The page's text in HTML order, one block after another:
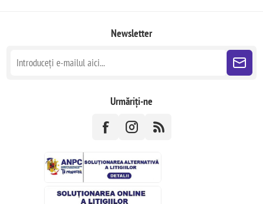
Newsletter
Urmăriți-ne